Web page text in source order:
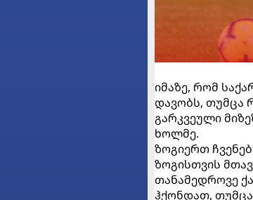
იმაზე, რომ
დავობს, თუმცა
გარკვეული
ხოლმე.
ზოგიერთ
ზოგისთვის
თანამედროვე
ჰქონდათ,